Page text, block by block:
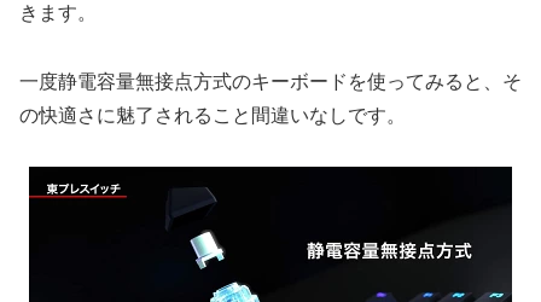
きます。
一度静電容量無接点方式のキーボードを使ってみると、そ
の快適さに魅了されること間違いなしです。